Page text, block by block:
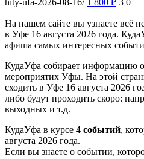
hity-ufa-2026-08-16/ 1 800 ₽ 3 0
На нашем сайте вы узнаете всё
в Уфе 16 августа 2026 года.
афиша самых интересных
КудаУфа собирает информацию
мероприятих Уфы. На этой
сходить в Уфе 16 августа 2026
либо будут проходить скоро:
выходных и т.д.
КудаУфа в курсе 4 событий,
августа 2026 года.
Если вы знаете о событии,